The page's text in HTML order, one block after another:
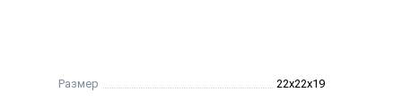
Размер 22х22х19